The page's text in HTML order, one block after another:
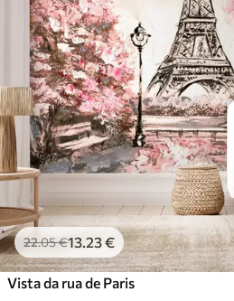
22.05€13 .23€
Vista da rua de Paris